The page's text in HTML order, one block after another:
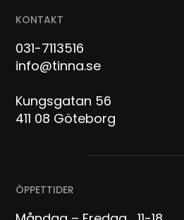
KONTAKT
031-7113516
info@tinna.se
Kungsgatan 56
411 08 Göteborg
ÖPPETTIDER